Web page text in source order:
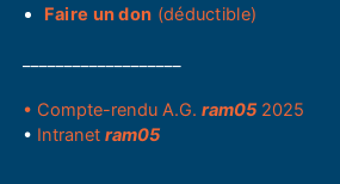
Faire un don (déductible)
• Compte-rendu A.G.ram05 2025
• Intranetram05